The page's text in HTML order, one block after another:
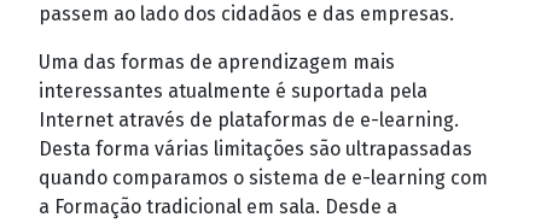
passem ao lado dos cidadãos e das empresas.
Uma das formas de aprendizagem mais
interessantes atualmente é suportada pela
Internet através de plataformas de e-learning.
Desta forma várias limitações são ultrapassadas
quando comparamos o sistema de e-learning com
a Formação tradicional em sala. Desde a